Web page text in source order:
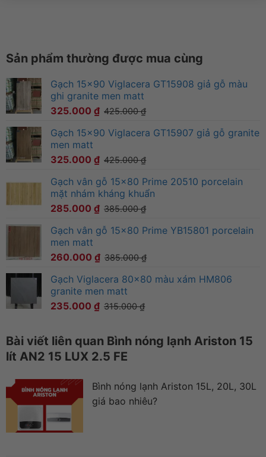
Sản phẩm thường được mua cùng
Gạch 15x90 Viglacera GT15908 giả gỗ màu
ghi granite men matt
325.000 ₫ 425.000₫
Gạch 15x90 Viglacera GT15907 giả gỗ granite
men matt
325.000 ₫ 425.000₫
Gạch vân gỗ 15x80 Prime 20510 porcelain
mặt nhám kháng khuẩn
285.000 ₫ 385.000₫
Gạch vân gỗ 15x80 Prime YB15801 porcelain
men matt
260.000 ₫ 385.000₫
Gạch Viglacera 80x80 màu xám HM806
granite men matt
235.000 ₫ 315.000₫
Bài viết liên quan Bình nóng lạnh Ariston 15
lít AN2 15 LUX 2.5 FE
Bình nóng lạnh Ariston 15L, 20L, 30L
giá bao nhiêu?